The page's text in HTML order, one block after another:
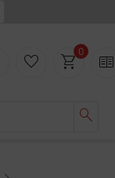
search
favorite_border shopping_cart0 two_pager